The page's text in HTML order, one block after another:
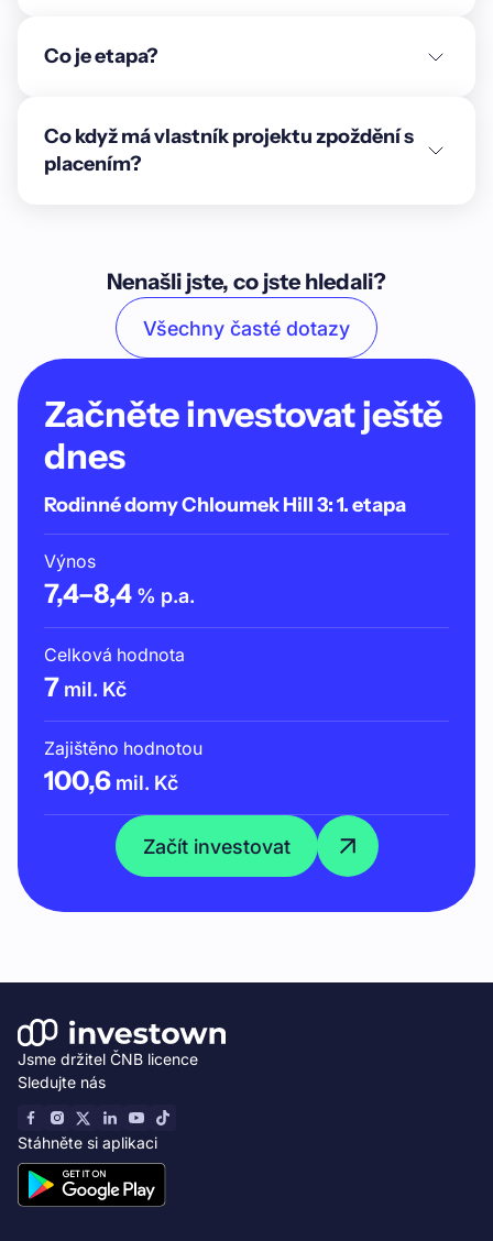
Co je etapa?
Co když má vlastník projektu zpoždění s
placením?
Nenašli jste, co jste hledali?
Všechny časté dotazy
Začněte investovat ještě
dnes
Rodinné domy Chloumek Hill 3: 1. etapa
Výnos
7,4–8,4 % p.a.
Celková hodnota
7 mil. Kč
Zajištěno hodnotou
100,6 mil. Kč
Začít investovat
Jsme držitel ČNB licence
Sledujte nás
Stáhněte si aplikaci